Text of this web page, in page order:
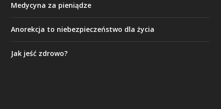
Medycyna za pieniądze
Anorekcja to niebezpieczeństwo dla życia
Jak jeść zdrowo?